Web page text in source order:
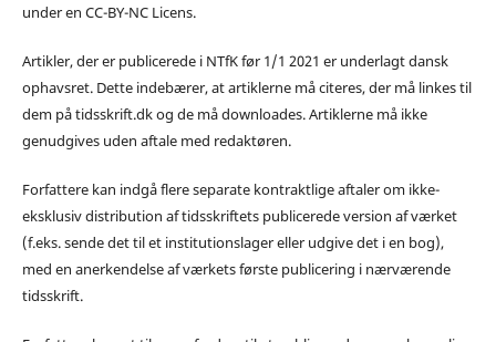
under en CC-BY-NC Licens.
Artikler, der er publicerede i NTfK før 1/1 2021 er underlagt dansk
ophavsret. Dette indebærer, at artiklerne må citeres, der må linkes til
dem på tidsskrift.dk og de må downloades. Artiklerne må ikke
genudgives uden aftale med redaktøren.
Forfattere kan indgå flere separate kontraktlige aftaler om ikke-
eksklusiv distribution af tidsskriftets publicerede version af værket
(f.eks. sende det til et institutionslager eller udgive det i en bog),
med en anerkendelse af værkets første publicering i nærværende
tidsskrift.